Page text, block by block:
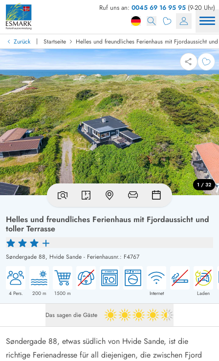
Ruf uns an: 0045 69 16 95 95 (9-20 Uhr)
Zurück | Startseite Helles und freundliches Ferienhaus mit Fjordaussicht
Helles und freundliches Ferienhaus mit Fjordaussicht und
toller Terrasse
Søndergade 88, Hvide Sande - Ferienhausnr.: F4767
4Pers. 200m 1500 m Internet Laden
1 / 32
Das sagen die Gäste 4.5 von 5
Søndergade 88, etwas südlich von Hvide Sande, ist die
richtige Ferienadresse für all diejenigen, die zwischen Fjord